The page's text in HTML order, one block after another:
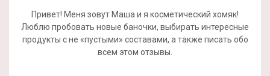
Привет! Меня зовут Маша и я косметический хомяк!
Люблю пробовать новые баночки, выбирать интересные
продукты с не «пустыми» составами, а также писать обо
всем этом отзывы.